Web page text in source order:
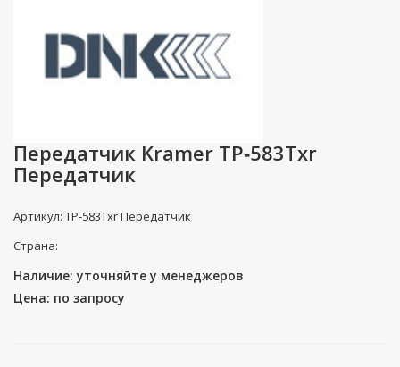
Передатчик Kramer TP‐583Txr
Передатчик
Артикул: TP‐583Txr Передатчик
Страна:
Наличие: уточняйте у менеджеров
Цена: по запросу